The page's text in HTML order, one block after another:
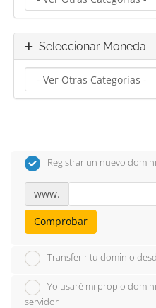
Seleccionar Moneda
Registrar un nuevo
www.
Comprobar
Transferir tu dominio
Yo usaré mi propio
servidor